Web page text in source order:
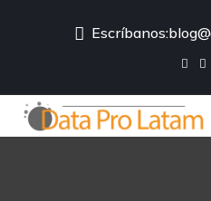
Escríbanos: